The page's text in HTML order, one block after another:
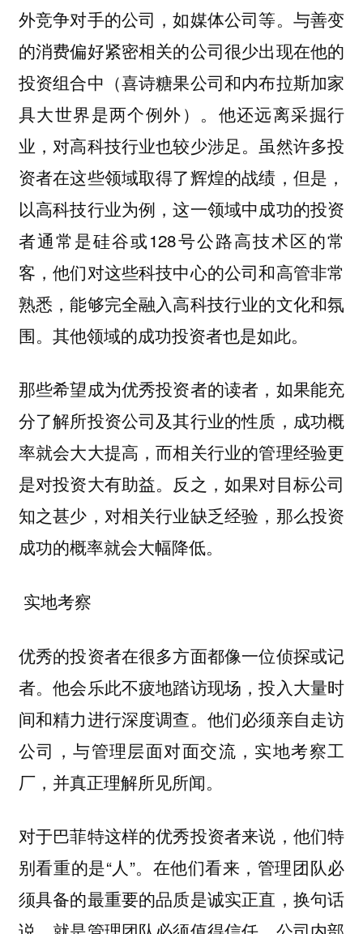
外竞争对手的公司，如媒体公司等。与善变
的消费偏好紧密相关的公司很少出现在他的
投资组合中（喜诗糖果公司和内布拉斯加家
具大世界是两个例外）。他还远离采掘行
业，对高科技行业也较少涉足。虽然许多投
资者在这些领域取得了辉煌的战绩，但是，
以高科技行业为例，这一领域中成功的投资
者通常是硅谷或128号公路高技术区的常
客，他们对这些科技中心的公司和高管非常
熟悉，能够完全融入高科技行业的文化和氛
围。其他领域的成功投资者也是如此。
那些希望成为优秀投资者的读者，如果能充
分了解所投资公司及其行业的性质，成功概
率就会大大提高，而相关行业的管理经验更
是对投资大有助益。反之，如果对目标公司
知之甚少，对相关行业缺乏经验，那么投资
成功的概率就会大幅降低。
实地考察
优秀的投资者在很多方面都像一位侦探或记
者。他会乐此不疲地踏访现场，投入大量时
间和精力进行深度调查。 他们必须亲自走访
公司，与管理层面对面交流，实地考察工
厂，并真正理解所见所闻。
对于巴菲特这样的优秀投资者来说，他们特
别看重的是“人”。在他们看来，管理团队必
须具备的最重要的品质是诚实正直，换句话